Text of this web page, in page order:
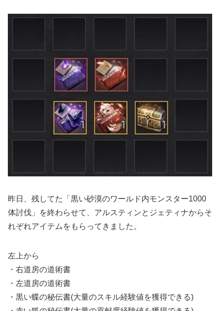
昨日、残してた「黒い砂漠のワールド内モンスター1000
体討伐」を終わらせて、アルスティンとジェティナからそ
れぞれアイテムをもらってきました。
左上から
・右道房の道術書
・左道房の道術書
・黒い蝶の秘伝書(大量のスキル経験値を獲得できる)